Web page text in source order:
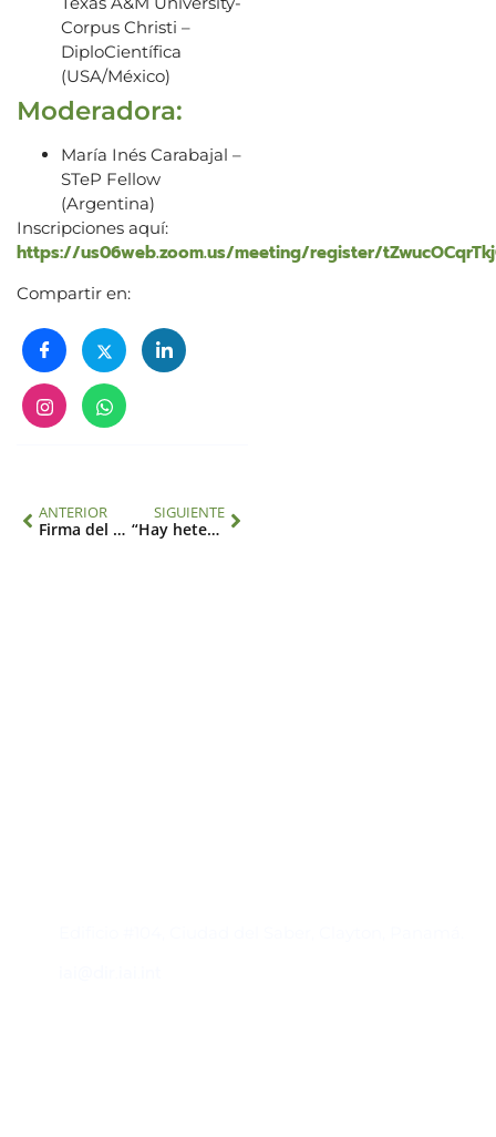
Corpus Christi –
DiploCientífica
(USA/México)
Moderadora:
María Inés Carabajal –
STeP Fellow
(Argentina)
Inscripciones aquí:
https://us06web.zoom.us/meeting/register/
Compartir en:
ANTERIOR
Firma del acuerdo sobre el establecimiento de la Sede de la Dirección Ejecutiva del IAI en Panamá
SIGUIENTE
“Hay heterogeneidad en el cumplimiento de la Meta 3”: avances en la protección de la biodiversidad en la región